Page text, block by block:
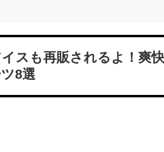
スも再販されるよ！爽
8選